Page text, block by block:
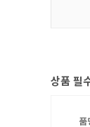
상품 필
품